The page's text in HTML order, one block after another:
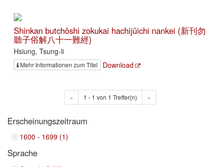
Shinkan butchōshi zokukai hachijūichi nankei (新刊勿
聽子俗解八十一難經)
Hsiung, Tsung-li
Mehr Informationen zum Titel Download
« 1 - 1 von 1 Treffer(n) »
Erscheinungszeitraum
1600 - 1699 (1)
Sprache